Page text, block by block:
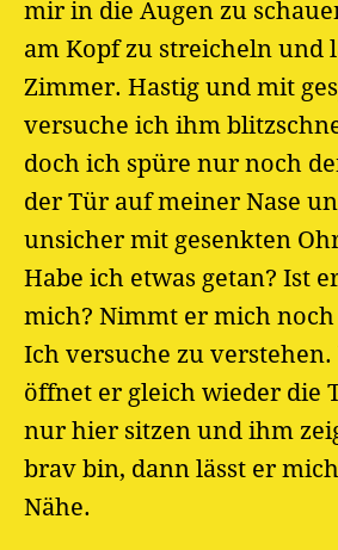
mir in die Augen zu
am Kopf zu streicheln und
Zimmer. Hastig und mit
versuche ich ihm
doch ich spüre nur noch
der Tür auf meiner Nase
unsicher mit gesenkten
Habe ich etwas getan? Ist
mich? Nimmt er mich
Ich versuche zu
öffnet er gleich wieder die
nur hier sitzen und ihm
brav bin, dann lässt er
Nähe.